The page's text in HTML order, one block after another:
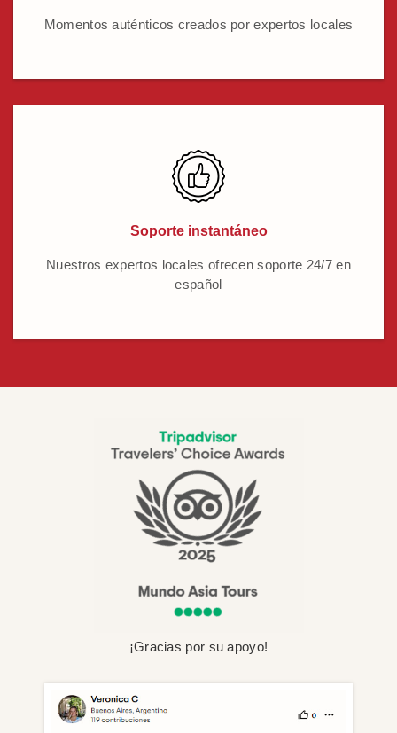
Momentos auténticos creados por expertos locales
Soporte instantáneo
Nuestros expertos locales ofrecen soporte 24/7 en
español
¡Gracias por su apoyo!